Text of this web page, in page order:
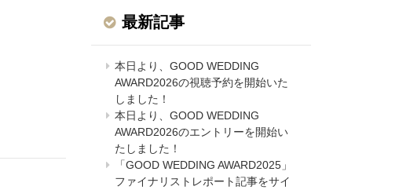
最新記事
本日より、GOOD WEDDING
AWARD2026の視聴予約を開始いた
しました！
本日より、GOOD WEDDING
AWARD2026のエントリーを開始い
たしました！
「GOOD WEDDING AWARD2025」
ファイナリストレポート記事をサイ